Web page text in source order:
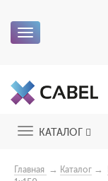
Toggle
ToggleКАТАЛОГ
Главная → Каталог →